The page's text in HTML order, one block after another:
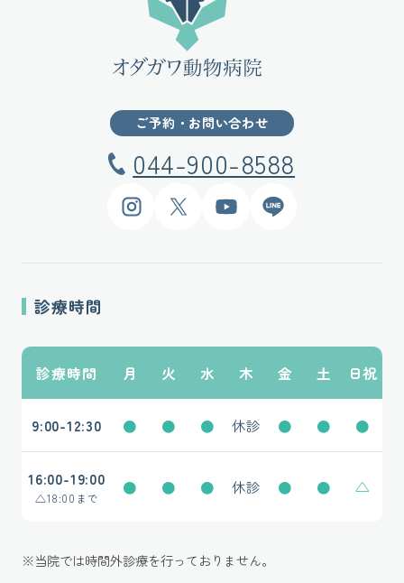
ご予約・お問い合わせ
044-900-8588
InstagramX YouTube LINE
診療時間
診療時間 月 火 水 木 金 土 日祝
9:00-12:30 ● ● ● 休診 ● ● ●
16:00-19:00
△18:00まで
● ● ● 休診 ● ● △
※当院では時間外診療を行っておりません。